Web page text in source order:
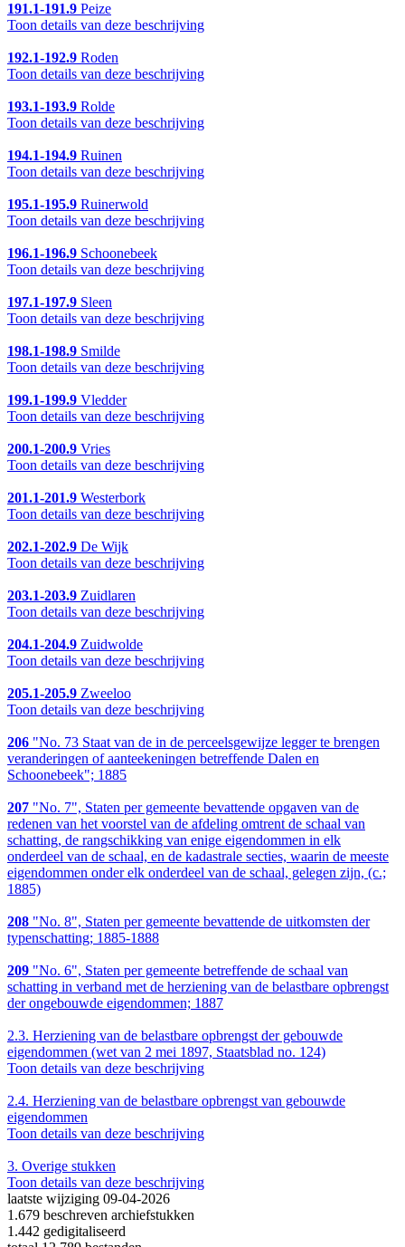
191.1-191.9 Peize
Toon details van deze beschrijving
192.1-192.9 Roden
Toon details van deze beschrijving
193.1-193.9 Rolde
Toon details van deze beschrijving
194.1-194.9 Ruinen
Toon details van deze beschrijving
195.1-195.9 Ruinerwold
Toon details van deze beschrijving
196.1-196.9 Schoonebeek
Toon details van deze beschrijving
197.1-197.9 Sleen
Toon details van deze beschrijving
198.1-198.9 Smilde
Toon details van deze beschrijving
199.1-199.9 Vledder
Toon details van deze beschrijving
200.1-200.9 Vries
Toon details van deze beschrijving
201.1-201.9 Westerbork
Toon details van deze beschrijving
202.1-202.9 De Wijk
Toon details van deze beschrijving
203.1-203.9 Zuidlaren
Toon details van deze beschrijving
204.1-204.9 Zuidwolde
Toon details van deze beschrijving
205.1-205.9 Zweeloo
Toon details van deze beschrijving
206 "No. 73 Staat van de in de perceelsgewijze legger te brengen
veranderingen of aanteekeningen betreffende Dalen en
Schoonebeek"; 1885
207 "No. 7", Staten per gemeente bevattende opgaven van de
redenen van het voorstel van de afdeling omtrent de schaal van
schatting, de rangschikking van enige eigendommen in elk
onderdeel van de schaal, en de kadastrale secties, waarin de meeste
eigendommen onder elk onderdeel van de schaal, gelegen zijn, (c.;
1885)
208 "No. 8", Staten per gemeente bevattende de uitkomsten der
typenschatting; 1885-1888
209 "No. 6", Staten per gemeente betreffende de schaal van
schatting in verband met de herziening van de belastbare opbrengst
der ongebouwde eigendommen; 1887
2.3. Herziening van de belastbare opbrengst der gebouwde
eigendommen (wet van 2 mei 1897, Staatsblad no. 124)
Toon details van deze beschrijving
2.4. Herziening van de belastbare opbrengst van gebouwde
eigendommen
Toon details van deze beschrijving
3. Overige stukken
Toon details van deze beschrijving
laatste wijziging 09-04-2026
1.679 beschreven archiefstukken
1.442 gedigitaliseerd